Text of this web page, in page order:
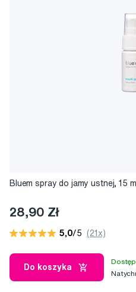
Bluem spray do jamy ustnej, 15 ml
28,90 Zł
5,0/5 (21x)
Do koszyka